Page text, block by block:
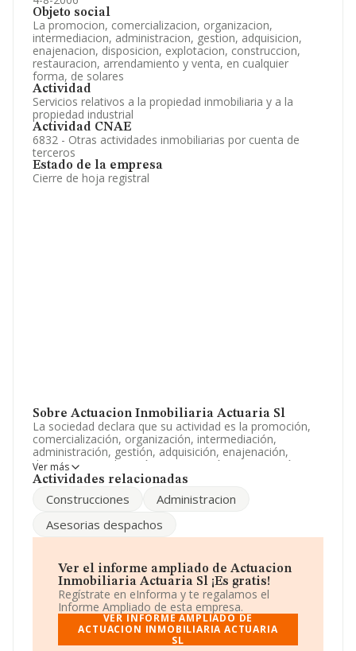
Objeto social
La promocion, comercializacion, organizacion,
intermediacion, administracion, gestion, adquisicion,
enajenacion, disposicion, explotacion, construccion,
restauracion, arrendamiento y venta, en cualquier
forma, de solares
Actividad
Servicios relativos a la propiedad inmobiliaria y a la
propiedad industrial
Actividad CNAE
6832 - Otras actividades inmobiliarias por cuenta de
terceros
Estado de la empresa
Cierre de hoja registral
Sobre Actuacion Inmobiliaria Actuaria Sl
La sociedad declara que su actividad es la promoción,
comercialización, organización, intermediación,
administración, gestión, adquisición, enajenación,
disposicion, explotación, construcción, restauración,
arrendamiento y venta, en cualquier forma, de solares.
actividad CNAE como 'Gestión y administración de la
tiene actividad en mercados exteriores.
B84767144, está situada en Avenida De Carlos V núm.
58 Piso 1 A, (28938), Mostoles, Madrid.
Con los datos a disposición de INFORMA sobre 36.850
empresas pertenecientes al sector, la facturación en el
ámbito nacional alcanza los 5.912 millones de euros y el
promedio de la facturación de ventas entre todas las
Ver más
Actividades relacionadas
Construcciones
Administracion
Asesorias despachos
Ver el informe ampliado de Actuacion
Inmobiliaria Actuaria Sl ¡Es gratis!
Regístrate en eInforma y te regalamos el
Informe Ampliado de esta empresa.
VER INFORME AMPLIADO DE
ACTUACION INMOBILIARIA ACTUARIA
SL